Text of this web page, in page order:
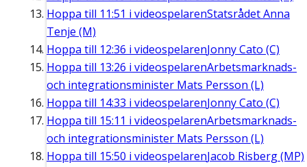
Hoppa till 11:51 i videospelarenStatsrådet Anna
Tenje (M)
Hoppa till 12:36 i videospelarenJonny Cato (C)
Hoppa till 13:26 i videospelarenArbetsmarknads-
och integrationsminister Mats Persson (L)
Hoppa till 14:33 i videospelarenJonny Cato (C)
Hoppa till 15:11 i videospelarenArbetsmarknads-
och integrationsminister Mats Persson (L)
Hoppa till 15:50 i videospelarenJacob Risberg (MP)